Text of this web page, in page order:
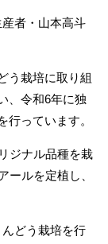
者・山本高斗
う栽培に取り組
、令和6年に独
行っています。
ジナル品種を栽
ールを定植し、
どう栽培を行